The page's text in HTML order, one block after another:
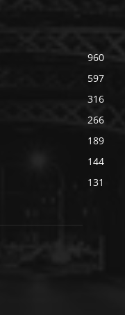
960
597
316
266
189
144
131